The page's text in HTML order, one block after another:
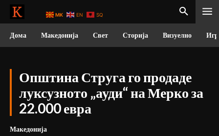
Дома Македонија Свет Сторија Визуелно
Општина Струга го продаде
луксузното „ауди“ на Мерко за
22.000 евра
Македонија
MK EN SQ